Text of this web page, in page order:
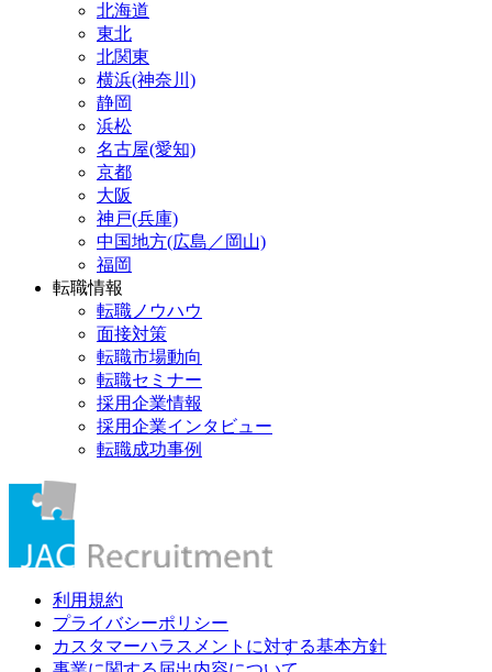
北海道
東北
北関東
横浜(神奈川)
静岡
浜松
名古屋(愛知)
京都
大阪
神戸(兵庫)
中国地方(広島／岡山)
福岡
転職情報
転職ノウハウ
面接対策
転職市場動向
転職セミナー
採用企業情報
採用企業インタビュー
転職成功事例
利用規約
プライバシーポリシー
カスタマーハラスメントに対する基本方針